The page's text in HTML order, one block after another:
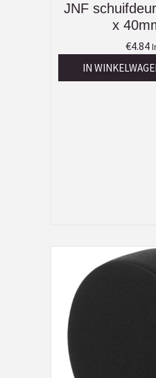
JNF
x
€4.84
IN